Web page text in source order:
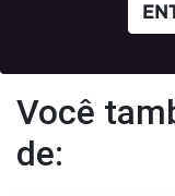
Você
de: